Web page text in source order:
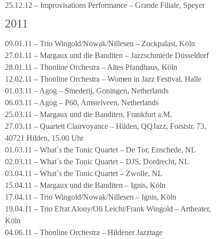
25.12.12 – Improvisations Performance – Grande Filiale, Speyer
2011
09.01.11 – Trio Wingold/Nowak/Nillesen – Zockpalast, Köln
27.01.11 – Margaux und die Banditen – Jazzschmiede Düsseldorf
28.01.11 – Thonline Orchestra – Altes Pfandhaus, Köln
12.02.11 – Thonline Orchestra – Women in Jazz Festival, Halle
01.03.11 – Agog – Smederij, Goningen, Netherlands
06.03.11 – Agog – P60, Amstelveen, Netherlands
25.03.11 – Margaux und die Banditen, Frankfurt a.M.
27.03.11 – Quartett Clairvoyance – Hilden, QQJazz, Forststr. 73,
40721 Hilden, 15.00 Uhr
01.03.11 – What´s the Tonic Quartet – De Tor, Enschede, NL
02.03.11 – What´s the Tonic Quartet – DJS, Dordrecht, NL
03.04.11 – What´s the Tonic Quartet – Zwolle, NL
15.04.11 – Margaux und die Banditen – Ignis, Köln
17.04.11 – Trio Wingold/Nowak/Nillesen – Ignis, Köln
19.04.11 – Trio Efrat Alony/Oli Leicht/Frank Wingold – Artheater,
Köln
04.06.11 – Thonline Orchestra – Hildener Jazztage